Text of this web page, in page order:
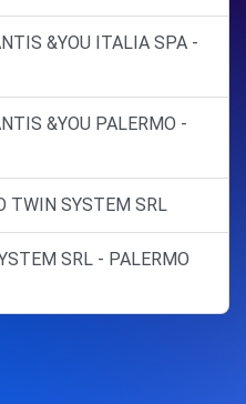
&YOU ITALIA SPA -
&YOU PALERMO -
TWIN SYSTEM SRL
SRL - PALERMO